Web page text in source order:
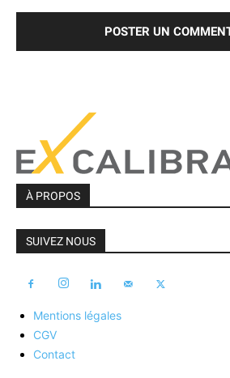
À PROPOS
SUIVEZ NOUS
Mentions légales
CGV
Contact